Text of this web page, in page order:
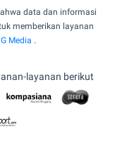
data dan informasi
memberikan layanan
Media .
layanan berikut